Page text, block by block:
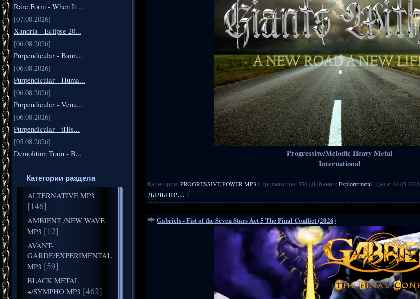
Rare Form - When It ...
[07.08.2026]
Xandria - Eclipse 20...
[06.08.2026]
Purpendicular - Bann...
[06.08.2026]
Purpendicular - Huma...
[06.08.2026]
Purpendicular - Venu...
[06.08.2026]
Purpendicular - tHis...
[05.08.2026]
Demolition Train - B...
Категории раздела
ALTERNATIVE MP3
[146]
AMBIENT /NEW WAVE
MP3 [12]
AVANT-
GARDE/EXPERIMENTAL
MP3 [59]
BLACK METAL
+/SYMPHO MP3 [462]
Progressive/Melodic Heavy Metal
International
Категория: PROGRESSIVE POWER MP3 | Просмотров: 550 | Добавил: Explorermetal | Дата: 04.05.2026
дальше... /
Gabriels - Fist of the Seven Stars Act 5 The Final Conflict (2026)